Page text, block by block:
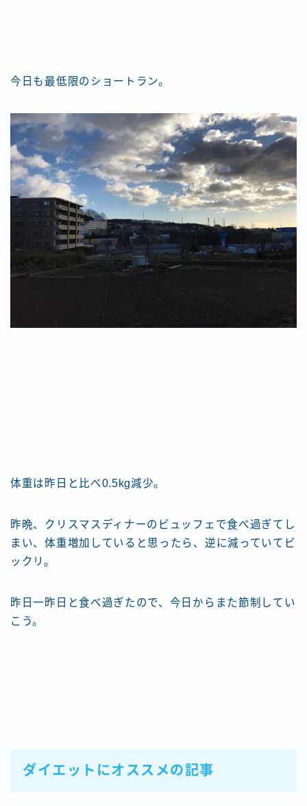
今日も最低限のショートラン。
体重は昨日と比べ0.5kg減少。
昨晩、クリスマスディナーのビュッフェで食べ過ぎてし
まい、体重増加していると思ったら、逆に減っていてビ
ックリ。
昨日一昨日と食べ過ぎたので、今日からまた節制してい
こう。
ダイエットにオススメの記事